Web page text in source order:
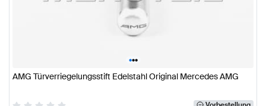
•••
AMG Türverriegelungsstift Edelstahl Original Mercedes AMG